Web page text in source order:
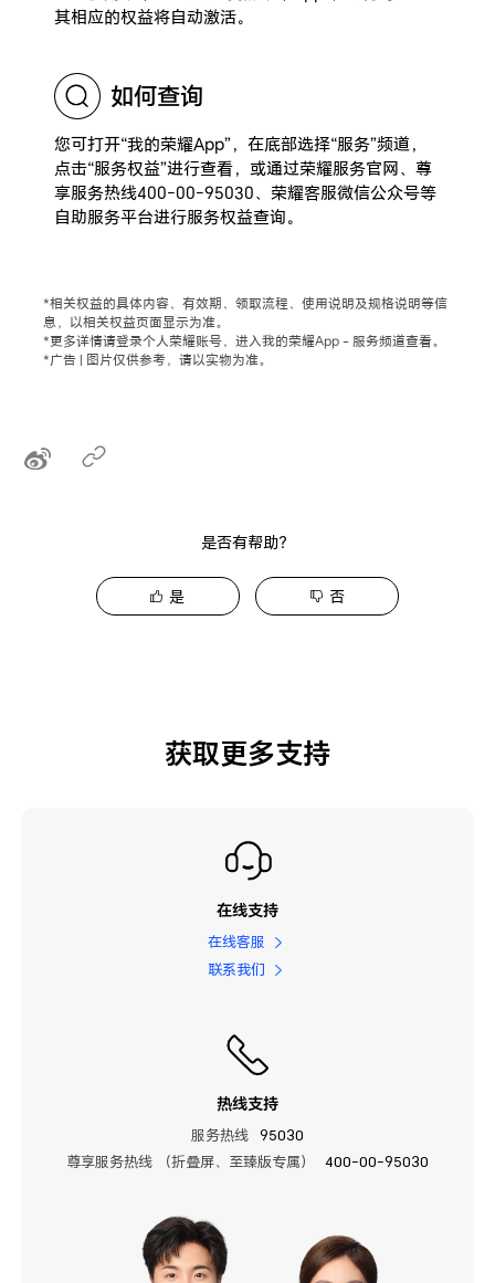
是否有帮助？
是 否
获取更多支持
在线支持
在线客服
联系我们
热线支持
服务热线
95030
尊享服务热线 （折叠屏、至臻版专属）
400-00-95030